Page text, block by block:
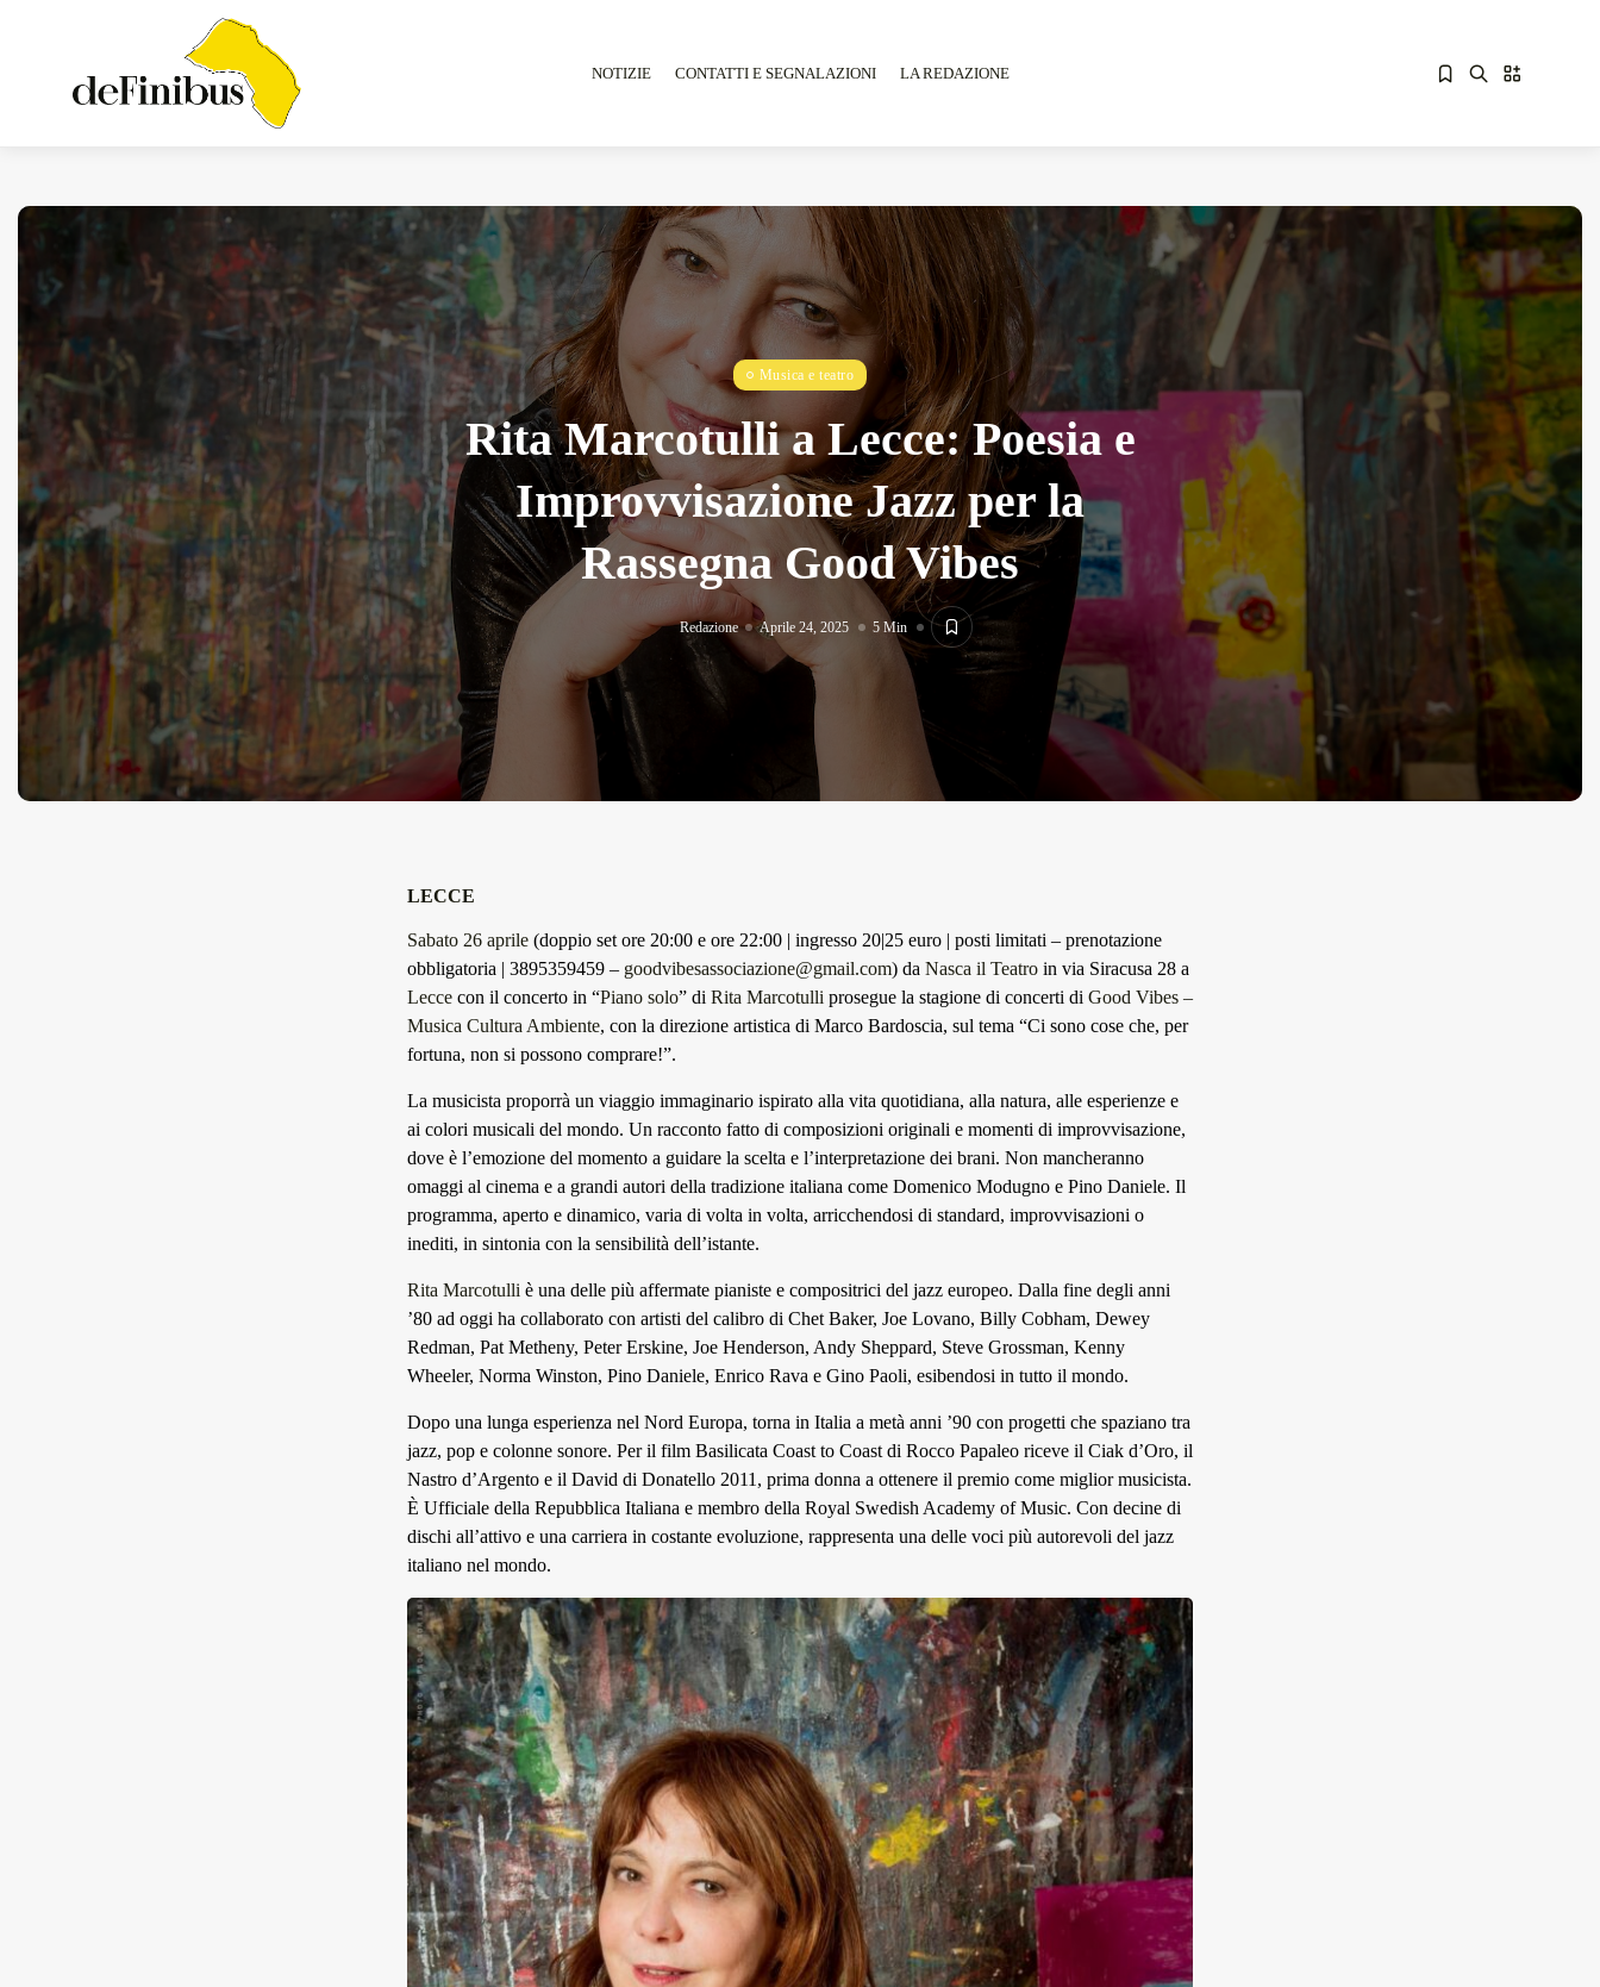
NOTIZIE CONTATTI E SEGNALAZIONI LA REDAZIONE
Sorry, you have no bookmarks yet.
Iosonouncane A Lecce:
Concerto Acustico...
Luglio 17, 2026 13 Min
Tarantarte Al Festival De Fès...
Giugno 4, 2026 15 Min
Overdrive Fest A Matino: Il...
Maggio 29, 2026 4 Min
Musica e teatro
Rita Marcotulli a Lecce: Poesia e
Improvvisazione Jazz per la
Rassegna Good Vibes
Redazione Aprile 24, 2025 5 Min
LECCE
Sabato 26 aprile (doppio set ore 20:00 e ore 22:00 | ingresso 20|25 euro | posti limitati – prenotazione
obbligatoria | 3895359459 – goodvibesassociazione@gmail.com) da Nasca il Teatro in via Siracusa 28 a
Lecce con il concerto in “Piano solo” di Rita Marcotulli prosegue la stagione di concerti di Good Vibes –
Musica Cultura Ambiente, con la direzione artistica di Marco Bardoscia, sul tema “Ci sono cose che, per
fortuna, non si possono comprare!”.
La musicista proporrà un viaggio immaginario ispirato alla vita quotidiana, alla natura, alle esperienze e
ai colori musicali del mondo. Un racconto fatto di composizioni originali e momenti di improvvisazione,
dove è l’emozione del momento a guidare la scelta e l’interpretazione dei brani. Non mancheranno
omaggi al cinema e a grandi autori della tradizione italiana come Domenico Modugno e Pino Daniele. Il
programma, aperto e dinamico, varia di volta in volta, arricchendosi di standard, improvvisazioni o
inediti, in sintonia con la sensibilità dell’istante.
Rita Marcotulli è una delle più affermate pianiste e compositrici del jazz europeo. Dalla fine degli anni
’80 ad oggi ha collaborato con artisti del calibro di Chet Baker, Joe Lovano, Billy Cobham, Dewey
Redman, Pat Metheny, Peter Erskine, Joe Henderson, Andy Sheppard, Steve Grossman, Kenny
Wheeler, Norma Winston, Pino Daniele, Enrico Rava e Gino Paoli, esibendosi in tutto il mondo.
Dopo una lunga esperienza nel Nord Europa, torna in Italia a metà anni ’90 con progetti che spaziano tra
jazz, pop e colonne sonore. Per il film Basilicata Coast to Coast di Rocco Papaleo riceve il Ciak d’Oro, il
Nastro d’Argento e il David di Donatello 2011, prima donna a ottenere il premio come miglior musicista.
È Ufficiale della Repubblica Italiana e membro della Royal Swedish Academy of Music. Con decine di
dischi all’attivo e una carriera in costante evoluzione, rappresenta una delle voci più autorevoli del jazz
italiano nel mondo.